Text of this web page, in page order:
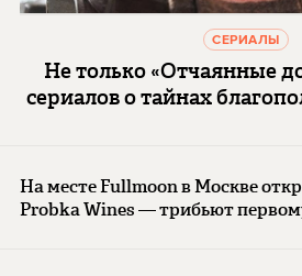
СЕРИАЛЫ
Не только «Отчаянные
сериалов о тайнах
На месте Fullmoon в Москве
Probka Wines — трибьют